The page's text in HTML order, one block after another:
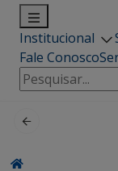
Institucional
Fale Conosco
Pesquisar
por: